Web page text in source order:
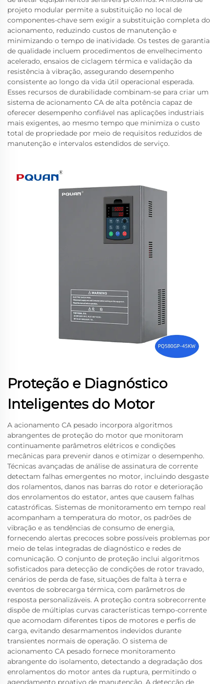
projeto modular permite a substituição no local de
componentes-chave sem exigir a substituição completa do
acionamento, reduzindo custos de manutenção e
minimizando o tempo de inatividade. Os testes de garantia
de qualidade incluem procedimentos de envelhecimento
acelerado, ensaios de ciclagem térmica e validação da
resistência à vibração, assegurando desempenho
consistente ao longo da vida útil operacional esperada.
Esses recursos de durabilidade combinam-se para criar um
sistema de acionamento CA de alta potência capaz de
oferecer desempenho confiável nas aplicações industriais
mais exigentes, ao mesmo tempo que minimiza o custo
total de propriedade por meio de requisitos reduzidos de
manutenção e intervalos estendidos de serviço.
Proteção e Diagnóstico
Inteligentes do Motor
A acionamento CA pesado incorpora algoritmos
abrangentes de proteção do motor que monitoram
continuamente parâmetros elétricos e condições
mecânicas para prevenir danos e otimizar o desempenho.
Técnicas avançadas de análise de assinatura de corrente
detectam falhas emergentes no motor, incluindo desgaste
dos rolamentos, danos nas barras do rotor e deterioração
dos enrolamentos do estator, antes que causem falhas
catastróficas. Sistemas de monitoramento em tempo real
acompanham a temperatura do motor, os padrões de
vibração e as tendências de consumo de energia,
fornecendo alertas precoces sobre possíveis problemas por
meio de telas integradas de diagnóstico e redes de
comunicação. O conjunto de proteção inclui algoritmos
sofisticados para detecção de condições de rotor travado,
cenários de perda de fase, situações de falta à terra e
eventos de sobrecarga térmica, com parâmetros de
resposta personalizáveis. A proteção contra sobrecorrente
dispõe de múltiplas curvas características tempo-corrente
que acomodam diferentes tipos de motores e perfis de
carga, evitando desarmamentos indevidos durante
transientes normais de operação. O sistema de
acionamento CA pesado fornece monitoramento
abrangente do isolamento, detectando a degradação dos
enrolamentos do motor antes da ruptura, permitindo o
agendamento proativo de manutenção. A detecção de